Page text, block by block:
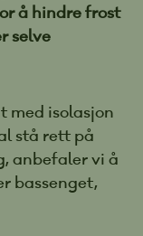
å hindre frost
selve
med isolasjon
stå rett på
anbefaler vi å
bassenget,